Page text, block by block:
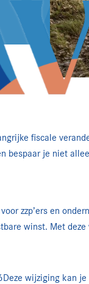
fiscale
bespaar je niet
zzp’ers en
winst. Met
wijziging kan